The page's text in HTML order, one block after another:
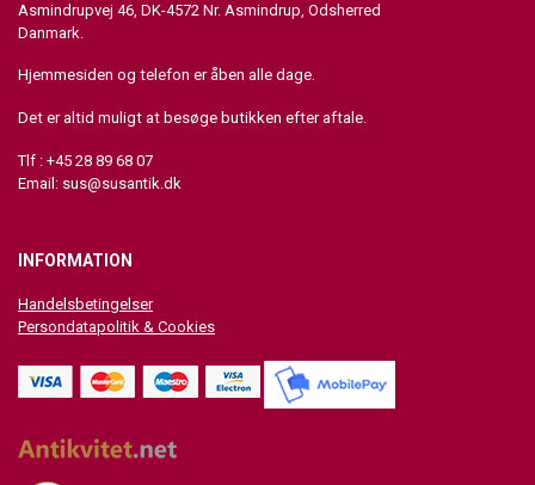
Asmindrupvej 46, DK-4572 Nr. Asmindrup, Odsherred
Danmark.
Hjemmesiden og telefon er åben alle dage.
Det er altid muligt at besøge butikken efter aftale.
Tlf : +45 28 89 68 07
Email: sus@susantik.dk
INFORMATION
Handelsbetingelser
Persondatapolitik & Cookies